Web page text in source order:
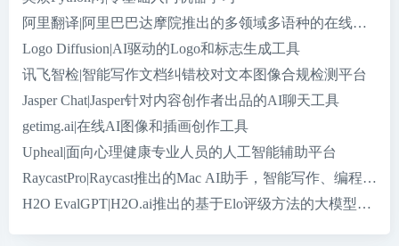
阿里翻译|阿里巴巴达摩院推出的多领域多语种的在线机器翻
Logo Diffusion|AI驱动的Logo和标志生成工具
讯飞智检|智能写作文档纠错校对文本图像合规检测平台
Jasper Chat|Jasper针对内容创作者出品的AI聊天工具
getimg.ai|在线AI图像和插画创作工具
Upheal|面向心理健康专业人员的人工智能辅助平台
RaycastPro|Raycast推出的Mac AI助手，智能写作、编程、回
H2O EvalGPT|H2O.ai推出的基于Elo评级方法的大模型评估